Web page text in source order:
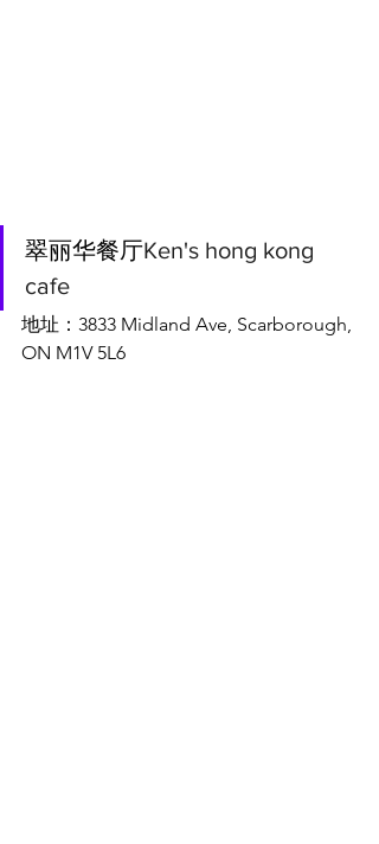
翠丽华餐厅Ken's hong kong
cafe
地址：3833 Midland Ave, Scarborough,
ON M1V 5L6